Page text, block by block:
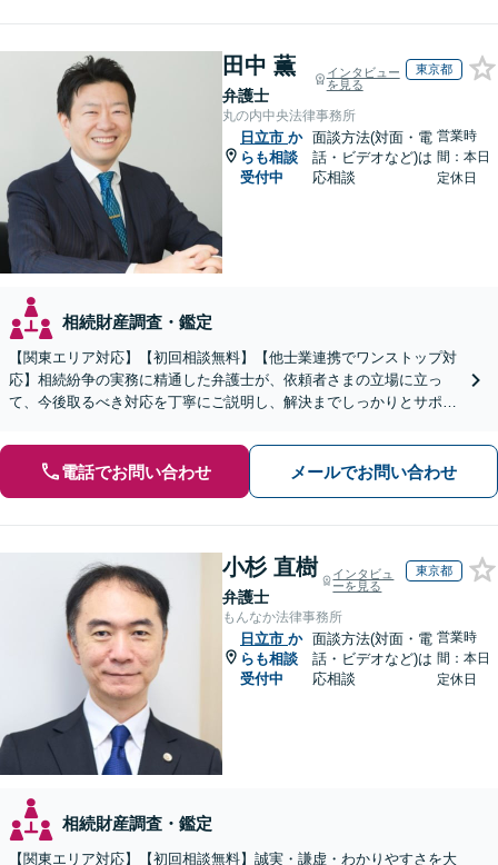
田中 薫
弁護士
インタビュー
を見る
東京都
丸の内中央法律事務所
日立市 か
らも相談
受付中
面談方法(対面・電
話・ビデオなど)は
応相談
営業時
間：本日
定休日
相続財産調査・鑑定
【関東エリア対応】【初回相談無料】【他士業連携でワンストップ対
応】相続紛争の実務に精通した弁護士が、依頼者さまの立場に立っ
て、今後取るべき対応を丁寧にご説明し、解決までしっかりとサポー
電話でお問い合わせ メールでお問い合わせ
小杉 直樹
弁護士
インタビュ
ーを見る
東京都
もんなか法律事務所
日立市 か
らも相談
受付中
面談方法(対面・電
話・ビデオなど)は
応相談
営業時
間：本日
定休日
相続財産調査・鑑定
【関東エリア対応】【初回相談無料】誠実・謙虚・わかりやすさを大